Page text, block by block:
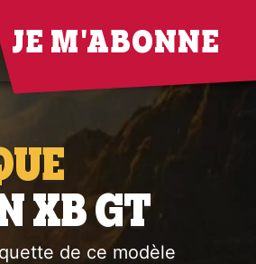
JE M'ABONNE
XB GT
de ce modèle